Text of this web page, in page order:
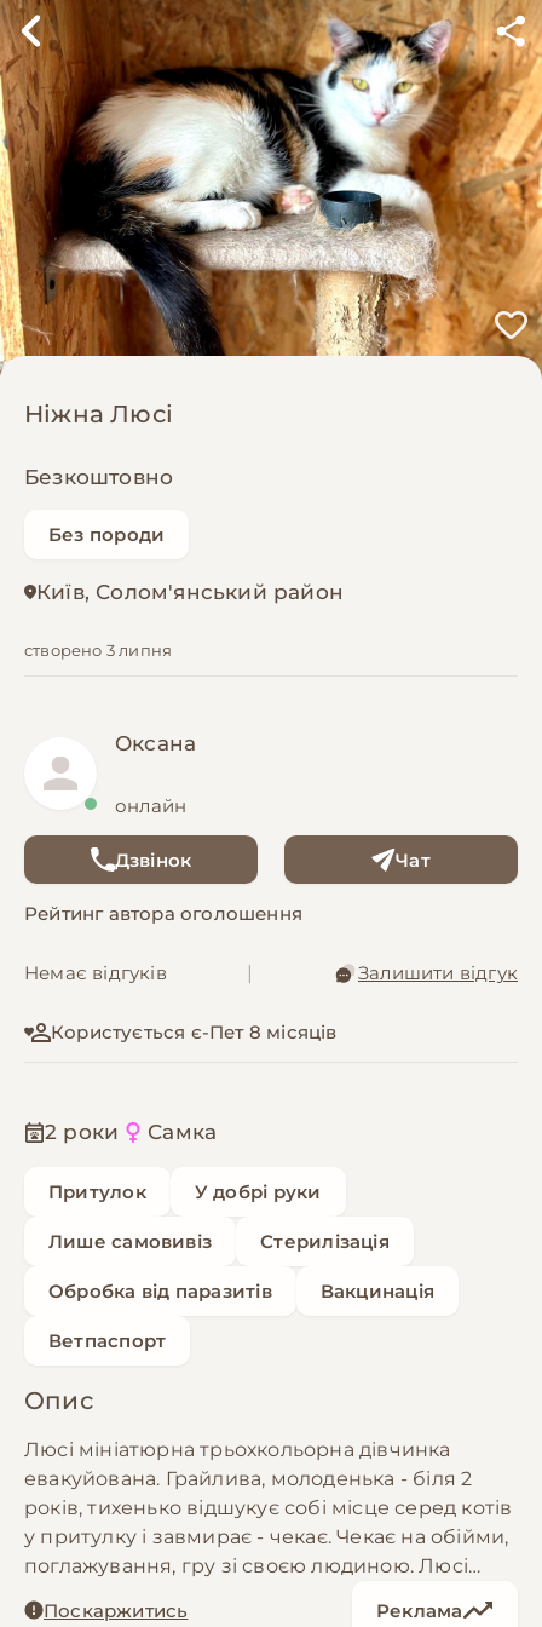
Ніжна Люсі
Безкоштовно
Без породи
Київ, Солом'янський район
створено 3 липня
Оксана
онлайн
Дзвінок Чат
Рейтинг автора оголошення
Немає відгуків Залишити відгук
Користується є-Пет 8 місяців
2 роки Самка
Притулок У добрі руки
Лише самовивіз Стерилізація
Обробка від паразитів Вакцинація
Ветпаспорт
Опис
Люсі мініатюрна трьохкольорна дівчинка
евакуйована. Грайлива, молоденька - біля 2
років, тихенько відшукує собі місце серед котів
у притулку і завмирає - чекає. Чекає на обійми,
поглажування, гру зі своєю людиною. Люсі
Поскаржитись Реклама